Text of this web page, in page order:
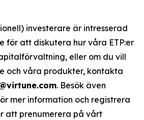
investerare är intresserad
för att diskutera hur våra ETP:er
eller om du vill
och våra produkter, kontakta
. Besök även
mer information och registrera
att prenumerera på vårt